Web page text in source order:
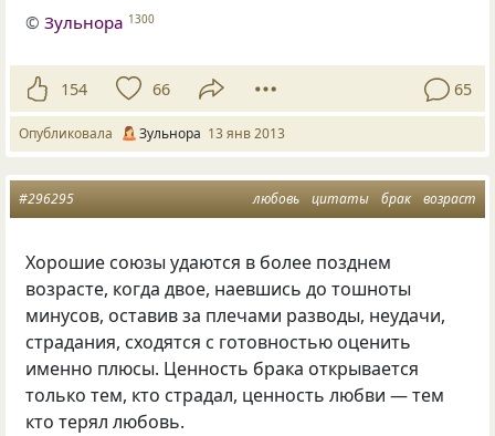
©Зульнора 1300
154 66 65
Опубликовала Зульнора 13 янв 2013
любовь цитаты брак возраст
#296295
Хорошие союзы удаются в более позднем
возрасте, когда двое, наевшись до тошноты
минусов, оставив за плечами разводы, неудачи,
страдания, сходятся с готовностью оценить
именно плюсы. Ценность брака открывается
только тем, кто страдал, ценность любви — тем
кто терял любовь.